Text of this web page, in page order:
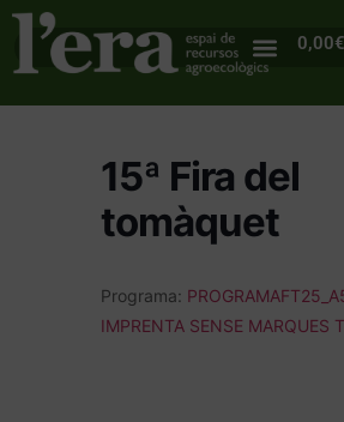
0,00€
15ª Fira del
tomàquet
Programa:
IMPRENTA SENSE MARQUES